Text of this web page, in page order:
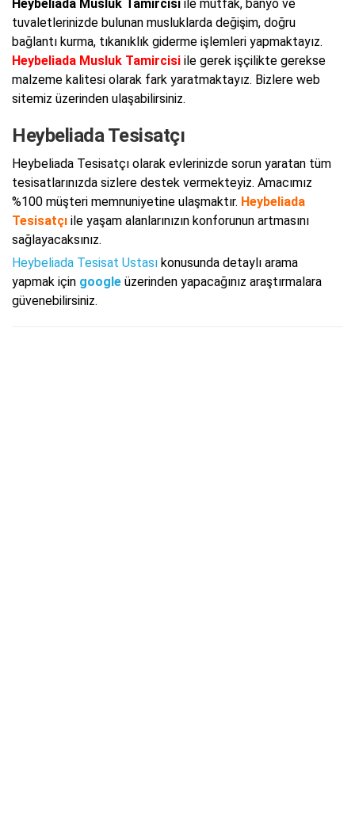
Heybeliada Musluk Tamircisi ile mutfak, banyo ve
tuvaletlerinizde bulunan musluklarda değişim, doğru
bağlantı kurma, tıkanıklık giderme işlemleri yapmaktayız.
Heybeliada Musluk Tamircisi ile gerek işçilikte gerekse
malzeme kalitesi olarak fark yaratmaktayız. Bizlere web
sitemiz üzerinden ulaşabilirsiniz.
Heybeliada Tesisatçı
Heybeliada Tesisatçı olarak evlerinizde sorun yaratan tüm
tesisatlarınızda sizlere destek vermekteyiz. Amacımız
%100 müşteri memnuniyetine ulaşmaktır. Heybeliada
Tesisatçı ile yaşam alanlarınızın konforunun artmasını
sağlayacaksınız.
Heybeliada Tesisat Ustası konusunda detaylı arama
yapmak için google üzerinden yapacağınız araştırmalara
güvenebilirsiniz.